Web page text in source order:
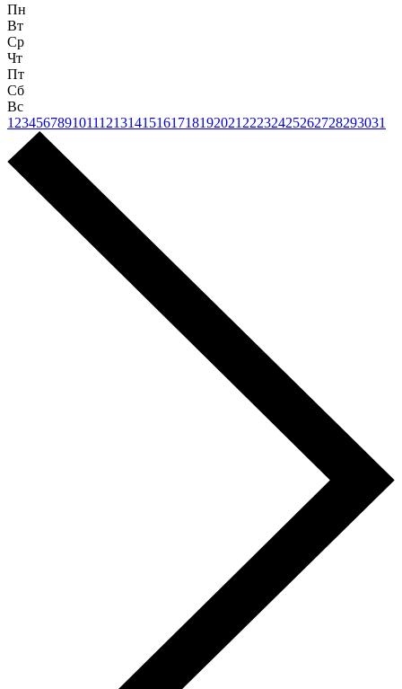
Пн
Вт
Ср
Чт
Пт
Сб
Вс
1 23456789101112131415161718192021 22232425262728293031